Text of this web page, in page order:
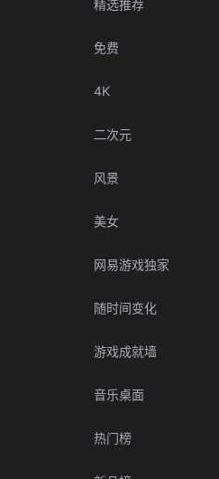
精选推荐
免费
4K
二次元
风景
美女
网易游戏独家
随时间变化
游戏成就墙
音乐桌面
热门榜